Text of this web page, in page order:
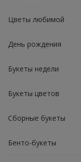
Цветы любимой
День рождения
Букеты недели
Букеты цветов
Сборные букеты
Бенто-букеты